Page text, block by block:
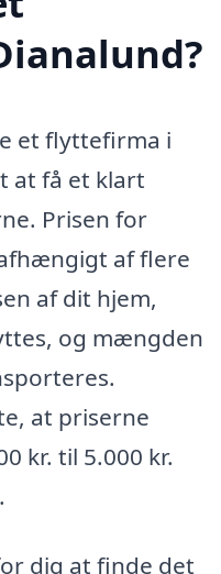
et flyttefirma i
at få et klart
Prisen for
af flere
af dit hjem,
og mængden
at priserne
kr. til 5.000 kr.
dig at finde det